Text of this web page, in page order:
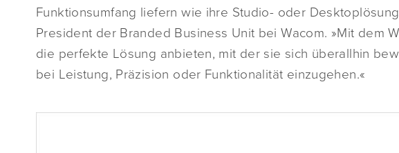
Funktionsumfang liefern wie ihre Studio- oder
President der Branded Business Unit bei Wacom. »Mit dem
die perfekte Lösung anbieten, mit der sie sich überallhin
bei Leistung, Präzision oder Funktionalität einzugehen.«